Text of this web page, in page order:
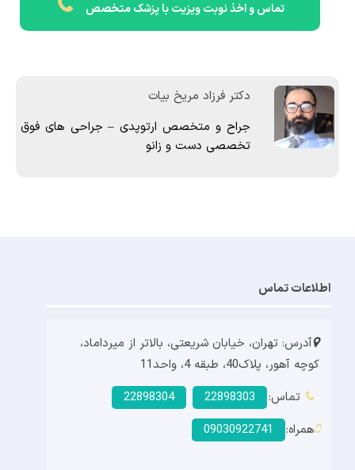
تماس و اخذ نوبت ویزیت با پزشک متخصص
دکتر فرزاد مریخ بیات
جراح و متخصص ارتوپدی – جراحی های فوق
تخصصی دست و زانو
اطلاعات تماس
آدرس: تهران، خیابان شریعتی، بالاتر از میرداماد،
کوچه آهور، پلاک40، طبقه 4، واحد11
تماس:
22898303
22898304
همراه:
09030922741